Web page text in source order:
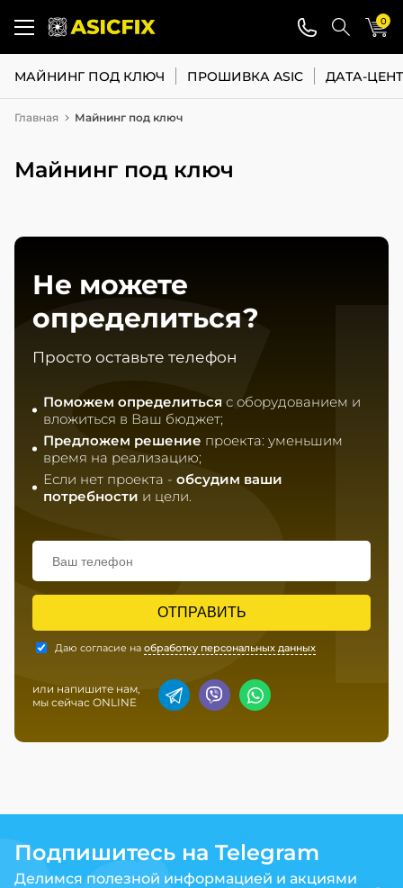
0
МАЙНИНГ ПОД КЛЮЧ ПРОШИВКА ASIC ДАТА-
Главная Майнинг под ключ
Майнинг под ключ
Не можете
определиться?
Просто оставьте телефон
Поможем определиться с оборудованием и
вложиться в Ваш бюджет;
Предложем решение проекта: уменьшим
время на реализацию;
Если нет проекта - обсудим ваши
потребности и цели.
ОТПРАВИТЬ
Даю согласие на обработку персональных данных
или напишите нам,
мы сейчас ONLINE
Подпишитесь на Telegram
Делимся полезной информацией и акциями